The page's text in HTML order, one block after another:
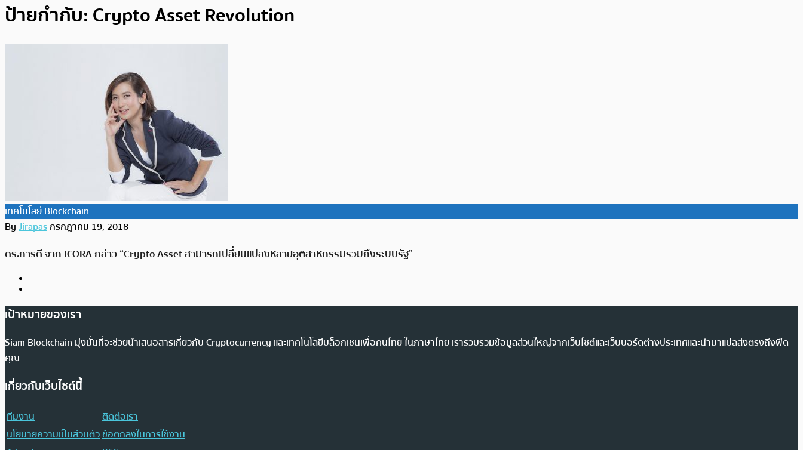
ป้ายกำกับ: Crypto Asset Revolution
เทคโนโลยี Blockchain
ByJirapasกรกฎาคม 19, 2018
ดร.การดี จาก ICORA กล่าว “Crypto Asset สามารถเปลี่ยนแปลงหลายอุตสาหกรรมรวมถึงระบบรัฐ”
เป้าหมายของเรา
Siam Blockchain มุ่งมั่นที่จะช่วยนำเสนอสารเกี่ยวกับ Cryptocurrency และเทคโนโลยีบล็อกเชนเพื่อคนไทย ในภาษาไทย เรารวบรวมข้อมูลส่วนใหญ่จากเว็บไซต์และเว็บบอร์ดต่างประเทศและนำมาแปลส่งตรงถึงฟีด
คุณ
เกี่ยวกับเว็บไซต์นี้
ทีมงาน
ติดต่อเรา
นโยบายความเป็นส่วนตัวข้อตกลงในการใช้งาน